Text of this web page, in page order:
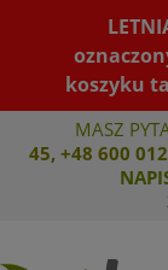
koszyku
MASZ
45, +48 600